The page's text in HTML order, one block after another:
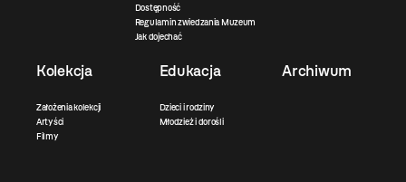
Dostępność
Regulamin zwiedzania Muzeum
Jak dojechać
Kolekcja
Założenia kolekcji
Artyści
Filmy
Edukacja
Dzieci i rodziny
Młodzież i dorośli
Archiwum